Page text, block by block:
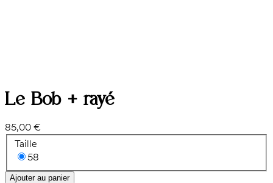
Le Bob + rayé
85,00 €
Taille
58
Ajouter au panier